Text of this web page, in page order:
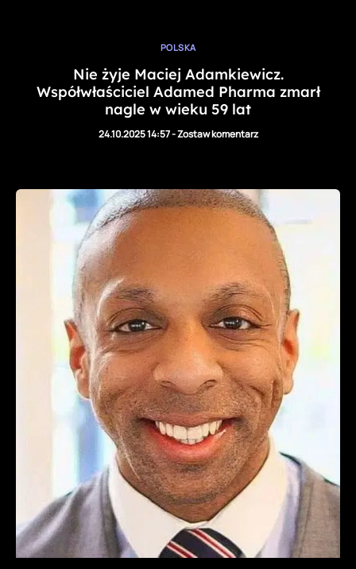
POLSKA
Nie żyje Maciej Adamkiewicz.
Współwłaściciel Adamed Pharma zmarł
nagle w wieku 59 lat
24.10.2025 14:57-Zostaw komentarz